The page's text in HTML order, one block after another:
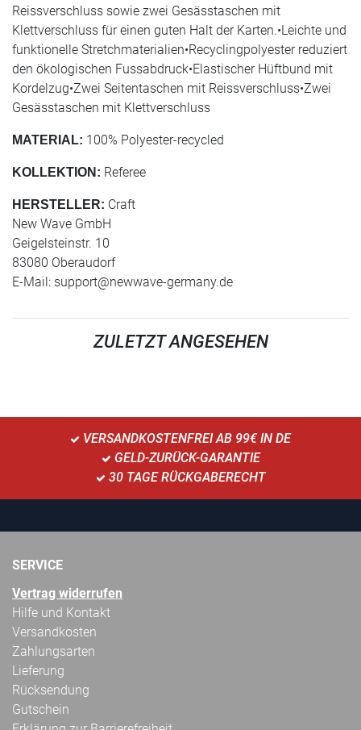
Reissverschluss sowie zwei Gesässtaschen mit
Klettverschluss für einen guten Halt der Karten.•Leichte und
funktionelle Stretchmaterialien•Recyclingpolyester reduziert
den ökologischen Fussabdruck•Elastischer Hüftbund mit
Kordelzug•Zwei Seitentaschen mit Reissverschluss•Zwei
Gesässtaschen mit Klettverschluss
MATERIAL: 100% Polyester-recycled
KOLLEKTION: Referee
HERSTELLER: Craft
New Wave GmbH
Geigelsteinstr. 10
83080 Oberaudorf
E-Mail: support@newwave-germany.de
ZULETZT ANGESEHEN
VERSANDKOSTENFREI AB 99€ IN DE
GELD-ZURÜCK-GARANTIE
30 TAGE RÜCKGABERECHT
SERVICE
Vertrag widerrufen
Hilfe und Kontakt
Versandkosten
Zahlungsarten
Lieferung
Rücksendung
Gutschein